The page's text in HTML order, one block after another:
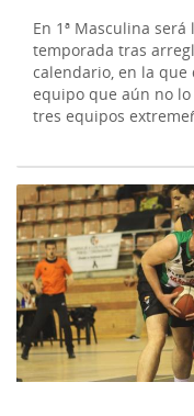
En 1ª Masculina
temporada tras
calendario, en la que
equipo que aún no lo
tres equipos